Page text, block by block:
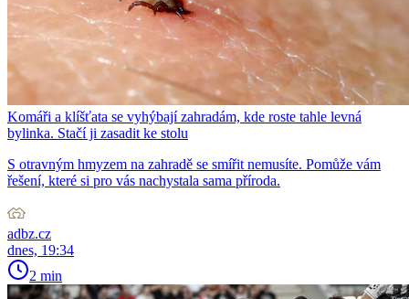
Komáři a klíšťata se vyhýbají zahradám, kde roste tahle levná
bylinka. Stačí ji zasadit ke stolu
S otravným hmyzem na zahradě se smířit nemusíte. Pomůže vám
řešení, které si pro vás nachystala sama příroda.
adbz.cz
dnes, 19:34
2 min